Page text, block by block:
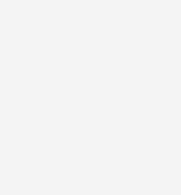
unsere Branche
uns Personal in
sehe auch die erhöhten
Fachkräftemarkt: Es gibt
digitalisiert ist
stellt.
nach der Knappheit des
kommt die Branche aus